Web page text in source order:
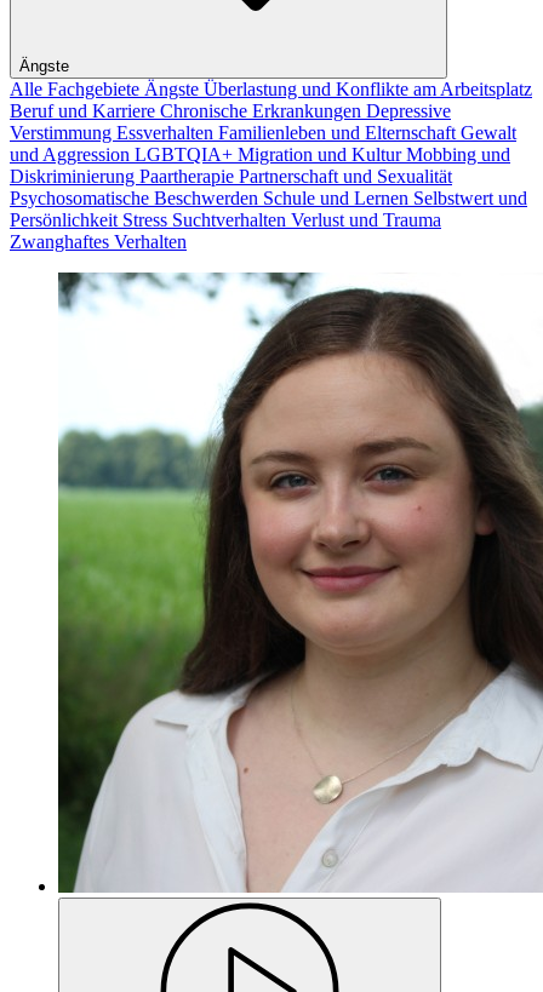
Ängste
Alle Fachgebiete Ängste Überlastung und Konflikte am Arbeitsplatz
Beruf und Karriere Chronische Erkrankungen Depressive
Verstimmung Essverhalten Familienleben und Elternschaft Gewalt
und Aggression LGBTQIA+ Migration und KulturMobbing und
Diskriminierung Paartherapie Partnerschaft und Sexualität
Psychosomatische Beschwerden Schule und Lernen Selbstwert und
Persönlichkeit Stress Suchtverhalten Verlust und Trauma
Zwanghaftes Verhalten